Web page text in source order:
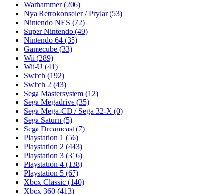
Warhammer(206)
Nya Retrokonsoler / Prylar(53)
Nintendo NES (72)
Super Nintendo (49)
Nintendo 64 (35)
Gamecube (33)
Wii (289)
Wii-U (41)
Switch (192)
Switch 2 (43)
Sega Mastersystem (12)
Sega Megadrive (35)
Sega Mega-CD / Sega 32-X (0)
Sega Saturn (5)
Sega Dreamcast (7)
Playstation 1 (56)
Playstation 2 (443)
Playstation 3 (316)
Playstation 4 (138)
Playstation 5 (67)
Xbox Classic (140)
Xbox 360 (413)